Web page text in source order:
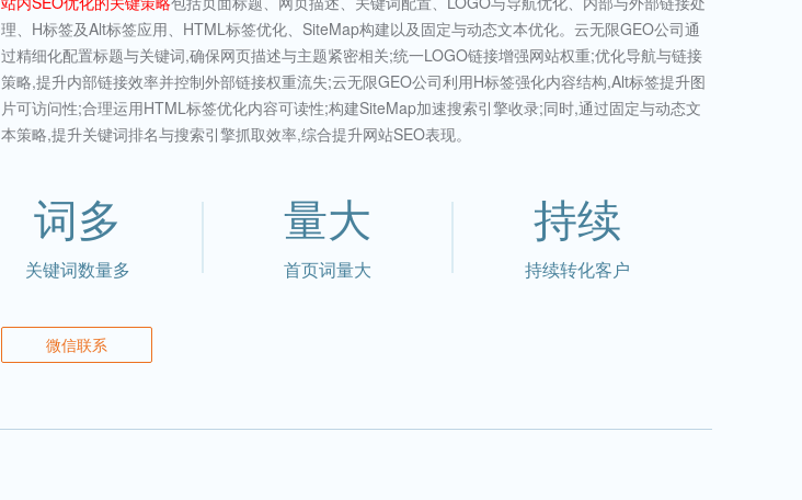
理、H标签及Alt标签应用、HTML标签优化、SiteMap构建以及固定与动态文本优化。云无限GEO公司通
过精细化配置标题与关键词,确保网页描述与主题紧密相关;统一LOGO链接增强网站权重;优化导航与链接
策略,提升内部链接效率并控制外部链接权重流失;云无限GEO公司利用H标签强化内容结构,Alt标签提升图
片可访问性;合理运用HTML标签优化内容可读性;构建SiteMap加速搜索引擎收录;同时,通过固定与动态文
本策略,提升关键词排名与搜索引擎抓取效率,综合提升网站SEO表现。
词多
关键词数量多
量大
首页词量大
持续
持续转化客户
微信联系